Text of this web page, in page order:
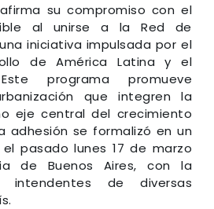
su compromiso con el
al unirse a la Red de
iniciativa impulsada por el
de América Latina y el
programa promueve
que integren la
eje central del crecimiento
adhesión se formalizó en un
pasado lunes 17 de marzo
de Buenos Aires, con la
intendentes de diversas